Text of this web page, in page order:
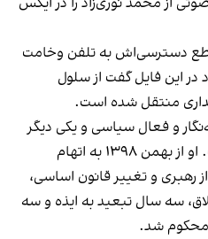
قطع دسترسی‌‌اش به تلفن وخامت
در این فایل گفت از سلول
منتقل شده است.
و فعال سیاسی و یکی دیگر
از امضا‌کنندگان بیانیه ۱۴ است. او از بهمن ۱۳۹۸ به اتهام
و تغییر قانون اساسی،
۷۴ ضربه شلاق، سه سال تبعید به ایذه و سه
محکوم شد.